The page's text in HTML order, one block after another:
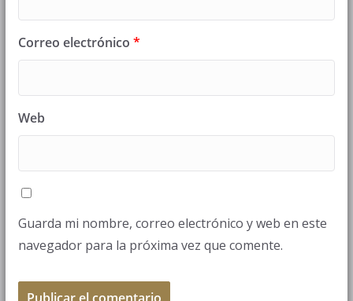
Correo electrónico *
Web
Guarda mi nombre, correo electrónico y web en este
navegador para la próxima vez que comente.